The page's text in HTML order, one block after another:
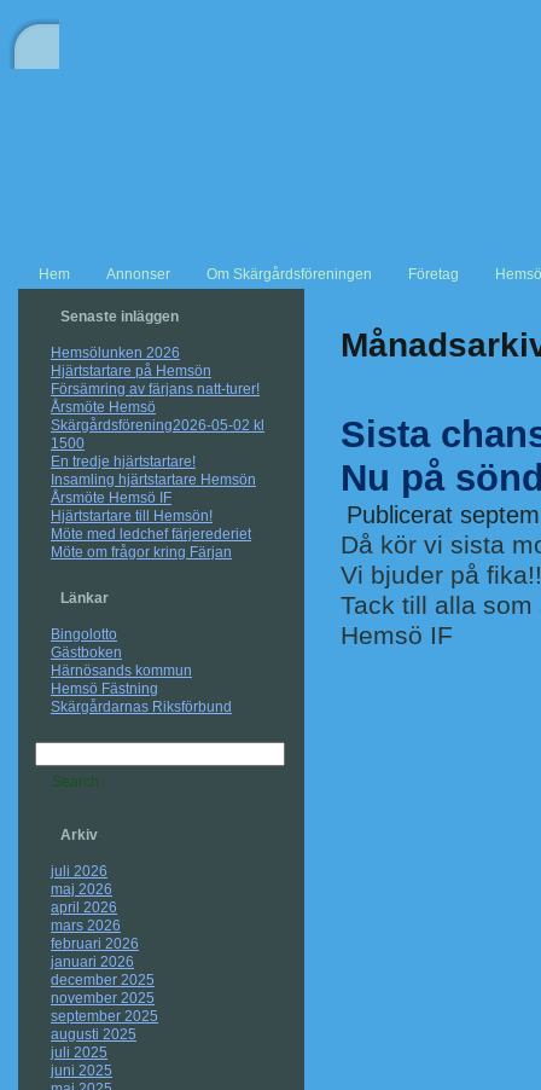
Hem Annonser Om Skärgårdsföreningen Företag
Senaste inläggen
Hemsölunken 2026
Hjärtstartare på Hemsön
Försämring av färjans natt-turer!
Årsmöte Hemsö
Skärgårdsförening2026-05-02 kl
1500
En tredje hjärtstartare!
Insamling hjärtstartare Hemsön
Årsmöte Hemsö IF
Hjärtstartare till Hemsön!
Möte med ledchef färjerederiet
Möte om frågor kring Färjan
Länkar
Bingolotto
Gästboken
Härnösands kommun
Hemsö Fästning
Skärgårdarnas Riksförbund
Arkiv
juli 2026
maj 2026
april 2026
mars 2026
februari 2026
januari 2026
december 2025
november 2025
september 2025
augusti 2025
juli 2025
juni 2025
Sista
Nu på
Publicerat
Då kör vi sista
Vi bjuder på fika!!
Tack till alla
Hemsö IF